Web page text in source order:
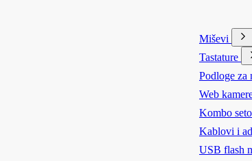
Miševi
Tastature
Podloge za
Web
Kombo
Kablovi i
USB flash